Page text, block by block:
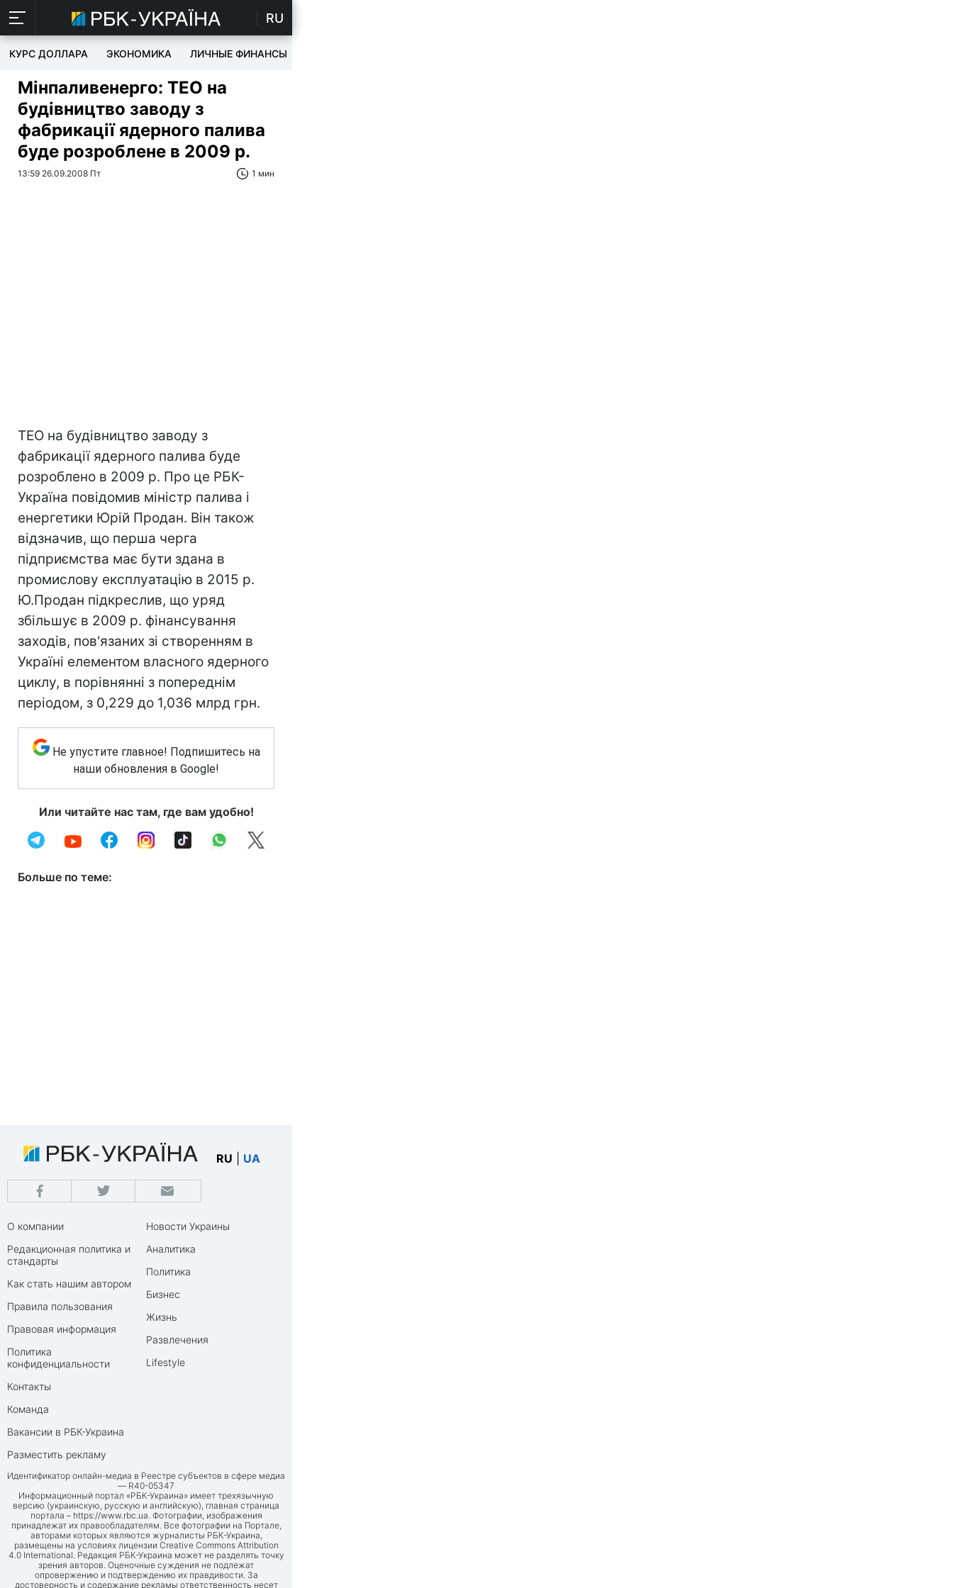
RU
КУРС ДОЛЛАРА ЭКОНОМИКА ЛИЧНЫЕ ФИНАНСЫ
Мінпаливенерго: ТЕО на
будівництво заводу з
фабрикації ядерного палива
буде розроблене в 2009 р.
13:59 26.09.2008 Пт 1 мин
ТЕО на будівництво заводу з
фабрикації ядерного палива буде
розроблено в 2009 р. Про це РБК-
Україна повідомив міністр палива і
енергетики Юрій Продан. Він також
відзначив, що перша черга
підприємства має бути здана в
промислову експлуатацію в 2015 р.
Ю.Продан підкреслив, що уряд
збільшує в 2009 р. фінансування
заходів, пов'язаних зі створенням в
Україні елементом власного ядерного
циклу, в порівнянні з попереднім
періодом, з 0,229 до 1,036 млрд грн.
Не упустите главное! Подпишитесь на
наши обновления в Google!
Или читайте нас там, где вам удобно!
Больше по теме:
RU UA
О компании
Редакционная политика и
стандарты
Как стать нашим автором
Правила пользования
Правовая информация
Политика
конфиденциальности
Контакты
Команда
Вакансии в РБК-Украина
Разместить рекламу
Новости Украины
Аналитика
Политика
Бизнес
Жизнь
Развлечения
Lifestyle
Идентификатор онлайн-медиа в Реестре субъектов в сфере медиа
— R40-05347
Информационный портал «РБК-Украина» имеет трехязычную
версию (украинскую, русскую и английскую), главная страница
портала – https://www.rbc.ua. Фотографии, изображения
принадлежат их правообладателям. Все фотографии на Портале,
авторами которых являются журналисты РБК-Украина,
размещены на условиях лицензии Creative Commons Attribution
4.0 International. Редакция РБК-Украина может не разделять точку
зрения авторов. Оценочные суждения не подлежат
опровержению и подтверждению их правдивости. За
достоверность и содержание рекламы ответственность несет